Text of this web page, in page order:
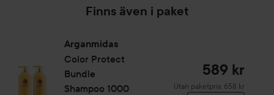
Finns även i paket
Arganmidas
Color Protect
Bundle
Shampoo 1000
589 kr
Utan paketpris: 658 kr